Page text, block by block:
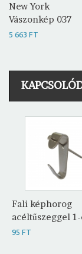
New York
Vászonkép 037
5 663 FT
Fali képhorog
acéltűszeggel
95 FT